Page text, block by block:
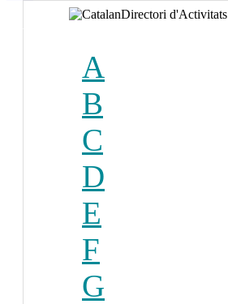
Directori d'Activitats
A
B
C
D
E
F
G